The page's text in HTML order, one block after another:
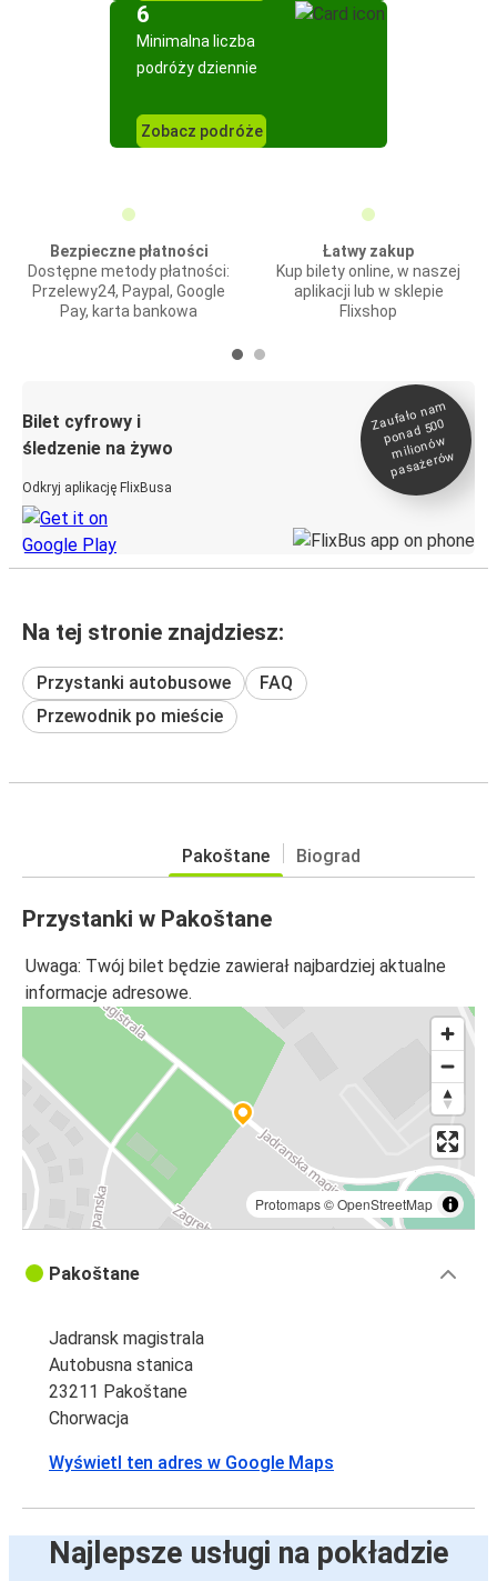
6
Minimalna liczba
podróży dziennie
Zobacz podróże
Bezpieczne płatności
Dostępne metody płatności:
Przelewy24, Paypal, Google
Pay, karta bankowa
Łatwy zakup
Kup bilety online, w naszej
aplikacji lub w sklepie
Flixshop
Bilet cyfrowy i
śledzenie na żywo
Odkryj aplikację FlixBusa
Zaufało na
m
ponad 500
milionó
w
pasażeró
w
Na tej stronie znajdziesz:
Przystanki autobusowe
FAQ
Przewodnik po mieście
Pakoštane Biograd
Przystanki w Pakoštane
Uwaga: Twój bilet będzie zawierał najbardziej aktualne
informacje adresowe.
Protomaps©OpenStreetMap
Pakoštane
Jadransk magistrala
Autobusna stanica
23211 Pakoštane
Chorwacja
Wyświetl ten adres w Google Maps
Najlepsze usługi na pokładzie